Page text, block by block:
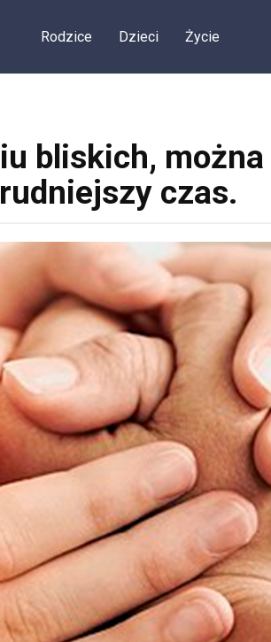
Rodzice Dzieci Życie
bliskich,
czas.